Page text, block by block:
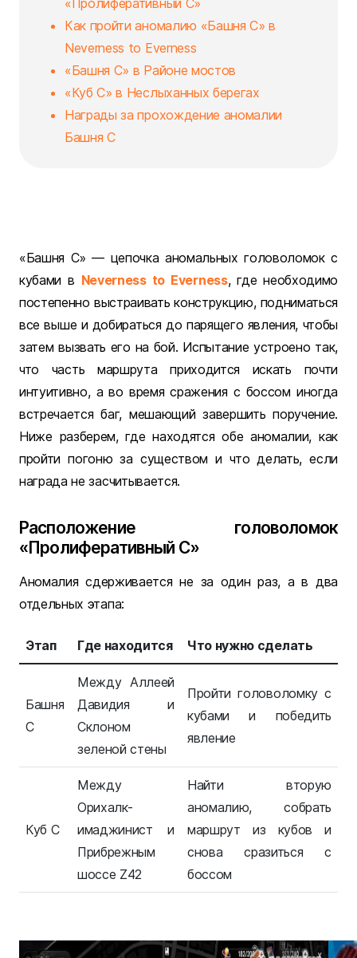
«Пролиферативный С»
Как пройти аномалию «Башня С» в
Neverness to Everness
«Башня С» в Районе мостов
«Куб С» в Неслыханных берегах
Награды за прохождение аномалии
Башня С
«Башня С» — цепочка аномальных головоломок с
кубами в Neverness to Everness, где необходимо
постепенно выстраивать конструкцию, подниматься
все выше и добираться до парящего явления, чтобы
затем вызвать его на бой. Испытание устроено так,
что часть маршрута приходится искать почти
интуитивно, а во время сражения с боссом иногда
встречается баг, мешающий завершить поручение.
Ниже разберем, где находятся обе аномалии, как
пройти погоню за существом и что делать, если
награда не засчитывается.
Расположение головоломок
«Пролиферативный С»
Аномалия сдерживается не за один раз, а в два
отдельных этапа:
Этап Где находится Что нужно сделать
Башня
С
Между Аллеей
Давидия и
Склоном
зеленой стены
Пройти головоломку с
кубами и победить
явление
Куб С
Между
Орихалк-
имаджинист и
Прибрежным
шоссе Z42
Найти вторую
аномалию, собрать
маршрут из кубов и
снова сразиться с
боссом